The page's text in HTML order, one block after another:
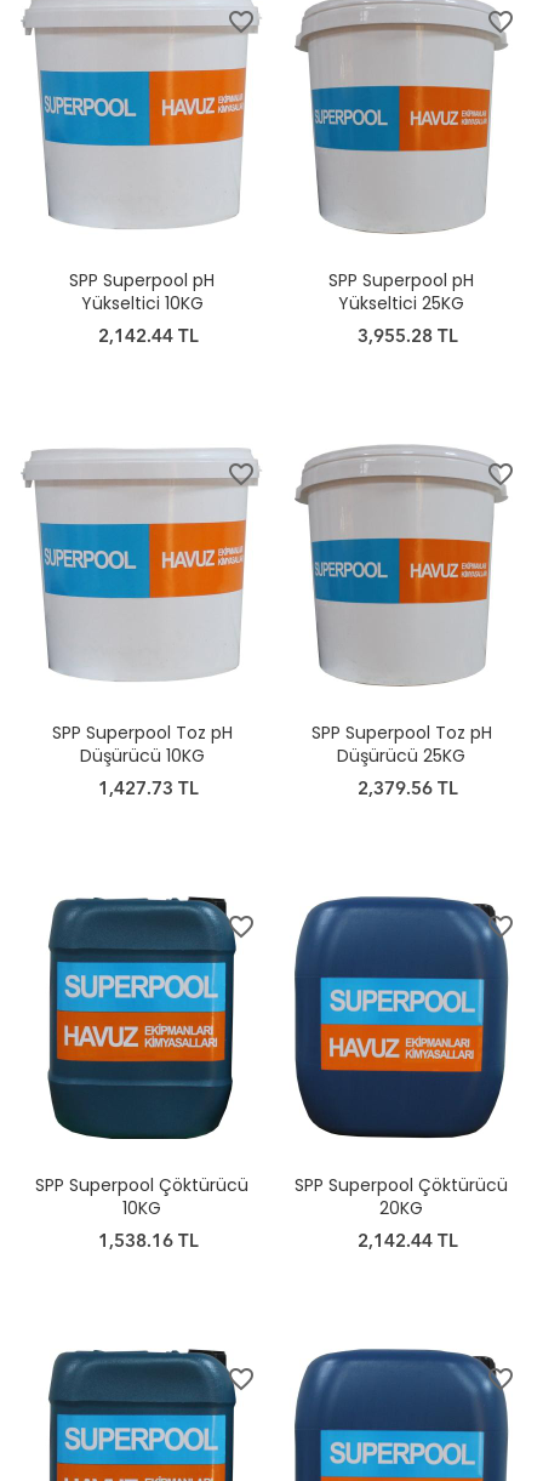
favorite_border
SPP Superpool pH
Yükseltici 10KG
2,142.44 TL
favorite_border
SPP Superpool pH
Yükseltici 25KG
3,955.28 TL
favorite_border
SPP Superpool Toz pH
Düşürücü 10KG
1,427.73 TL
favorite_border
SPP Superpool Toz pH
Düşürücü 25KG
2,379.56 TL
favorite_border
SPP Superpool Çöktürücü
10KG
1,538.16 TL
favorite_border
SPP Superpool Çöktürücü
20KG
2,142.44 TL
favorite_border favorite_border